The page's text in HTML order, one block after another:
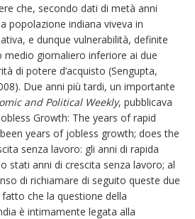
che, secondo dati di metà anni
popolazione indiana viveva in
e dunque vulnerabilità, definite
medio giornaliero inferiore ai due
di potere d’acquisto (Sengupta,
Due anni più tardi, un importante
and Political Weekly, pubblicava
Growth: The years of rapid
years of jobless growth; does the
senza lavoro: gli anni di rapida
stati anni di crescita senza lavoro; al
di richiamare di seguito queste due
che la questione della
è intimamente legata alla